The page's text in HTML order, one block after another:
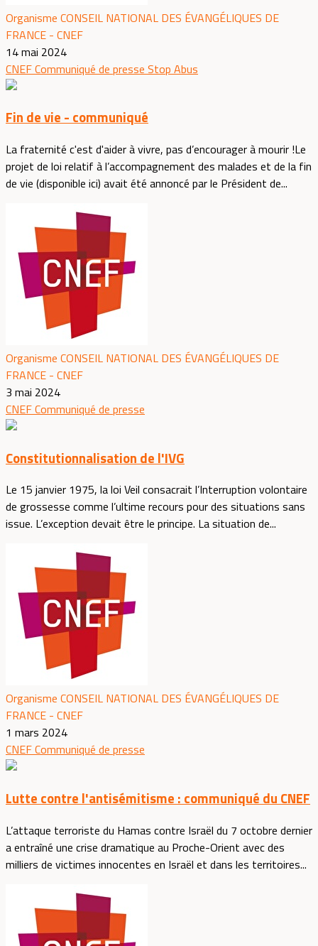
Organisme CONSEIL NATIONAL DES ÉVANGÉLIQUES DE
FRANCE - CNEF
14 mai 2024
CNEFCommuniqué de presse Stop Abus
Fin de vie - communiqué
La fraternité c'est d'aider à vivre, pas d’encourager à mourir !Le
projet de loi relatif à l’accompagnement des malades et de la fin
de vie (disponible ici) avait été annoncé par le Président de...
Organisme CONSEIL NATIONAL DES ÉVANGÉLIQUES DE
FRANCE - CNEF
3 mai 2024
CNEFCommuniqué de presse
Constitutionnalisation de l'IVG
Le 15 janvier 1975, la loi Veil consacrait l’Interruption volontaire
de grossesse comme l’ultime recours pour des situations sans
issue. L’exception devait être le principe. La situation de...
Organisme CONSEIL NATIONAL DES ÉVANGÉLIQUES DE
FRANCE - CNEF
1 mars 2024
CNEFCommuniqué de presse
Lutte contre l'antisémitisme : communiqué du CNEF
L’attaque terroriste du Hamas contre Israël du 7 octobre dernier
a entraîné une crise dramatique au Proche-Orient avec des
milliers de victimes innocentes en Israël et dans les territoires...